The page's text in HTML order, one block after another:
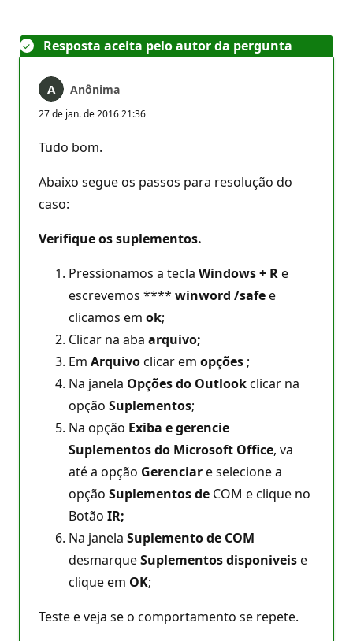
Resposta aceita pelo autor da pergunta
Anônima
27 de jan. de 2016 21:36
Tudo bom.
Abaixo segue os passos para resolução do
caso:
Verifique os suplementos.
Pressionamos a tecla Windows + Re
escrevemos **** winword /safee
clicamos em ok;
Clicar na aba arquivo;
Em Arquivoclicar em opções ;
Na janela Opções do Outlookclicar na
opção Suplementos;
Na opção Exiba e gerencie
Suplementos do Microsoft Office, va
até a opção Gerenciare selecione a
opção Suplementos de COM e clique no
Botão IR;
Na janela Suplemento de COM
desmarqueSuplementos disponiveise
clique em OK;
Teste e veja se o comportamento se repete.